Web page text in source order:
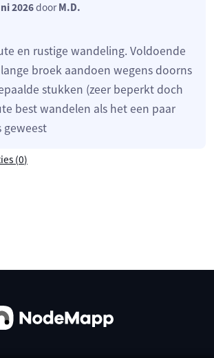
2026doorM.D.
en rustige wandeling. Voldoende
broek aandoen wegens doorns
stukken (zeer beperkt doch
best wandelen als het een paar
geweest
(0)